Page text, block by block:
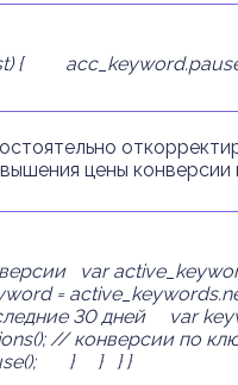
{
цены конверсии
var
=
30 дней var
// конверсиипо
} } } }